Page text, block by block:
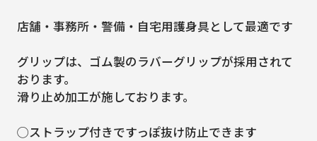
店舗・事務所・警備・自宅用護身具として最適です
グリップは、ゴム製のラバーグリップが採用されて
おります。
滑り止め加工が施しております。
◯ストラップ付きですっぽ抜け防止できます